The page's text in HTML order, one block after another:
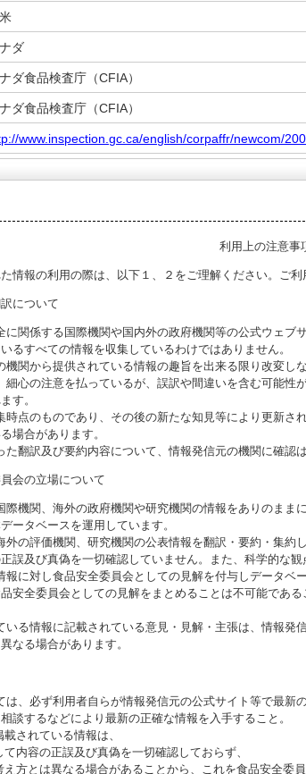
ダ
ダ食品検査庁（CFIA）
ダ食品検査庁（CFIA）
www.inspection.gc.ca/english/corpaffr/newcom/
利用上の注意事
情報の利用の際は、以下１、２をご理解ください。ご
について
関係する国際機関や国内外の政府機関等の公式ウェブ
るすべての情報を収集しているわけではありません。
関から提供されている情報の趣旨を出来る限り改変し
心の注意を払っているが、誤訳や間違いを含む可能性
す。
点のものであり、その後の新たな知見等により更新さ
場合があります。
翻訳及び要約内容について、情報発信元の機関に確認は
会の立場について
機関、海外の政府機関や研究機関の情報をありのまま
ータベースを運用しています。
の評価機関、研究機関の公表情報を翻訳・要約・集約
誤及び真偽を一切確認していません。また、科学的な
に対し食品安全委員会としての見解を付与しデータベ
安全委員会としての見解をまとめることは不可能であ
る情報に記載されている意見・見解・主張は、情報発
なる場合があります。
、必ず利用者自らが情報発信元の公式サイト等で最新
談するなどにより最新の正確な情報を入手すること。
されている情報は、
容の正誤及び真偽を一切確認しておらず、
とは異なる場合があることから、これを食品安全委